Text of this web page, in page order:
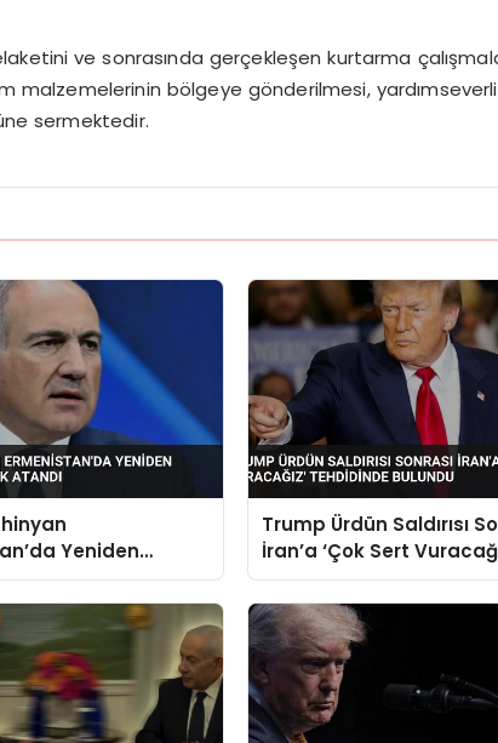
ve sonrasında gerçekleşen kurtarma
malzemelerinin bölgeye gönderilmesi,
sermektedir.
Yeniden
Olarak Atandı
Trump Ürdün Saldırısı
İran’a ‘Çok Sert
Tehdidinde Bulundu